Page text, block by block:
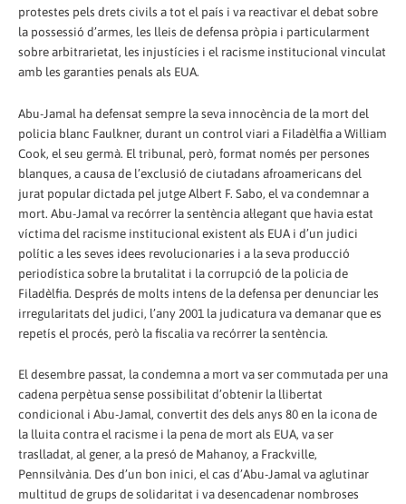
protestes pels drets civils a tot el país i va reactivar el debat sobre
la possessió d’armes, les lleis de defensa pròpia i particularment
sobre arbitrarietat, les injustícies i el racisme institucional vinculat
amb les garanties penals als EUA.
Abu-Jamal ha defensat sempre la seva innocència de la mort del
policia blanc Faulkner, durant un control viari a Filadèlfia a William
Cook, el seu germà. El tribunal, però, format només per persones
blanques, a causa de l’exclusió de ciutadans afroamericans del
jurat popular dictada pel jutge Albert F. Sabo, el va condemnar a
mort. Abu-Jamal va recórrer la sentència al·legant que havia estat
víctima del racisme institucional existent als EUA i d’un judici
polític a les seves idees revolucionaries i a la seva producció
periodística sobre la brutalitat i la corrupció de la policia de
Filadèlfia. Després de molts intens de la defensa per denunciar les
irregularitats del judici, l’any 2001 la judicatura va demanar que es
repetís el procés, però la fiscalia va recórrer la sentència.
El desembre passat, la condemna a mort va ser commutada per una
cadena perpètua sense possibilitat d’obtenir la llibertat
condicional i Abu-Jamal, convertit des dels anys 80 en la icona de
la lluita contra el racisme i la pena de mort als EUA, va ser
traslladat, al gener, a la presó de Mahanoy, a Frackville,
Pennsilvània. Des d’un bon inici, el cas d’Abu-Jamal va aglutinar
multitud de grups de solidaritat i va desencadenar nombroses